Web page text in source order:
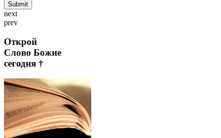
next
prev
Открой
Слово Божие
сегодня †